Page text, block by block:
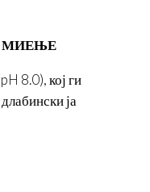
МИЕЊЕ
8.0), кој ги
ја